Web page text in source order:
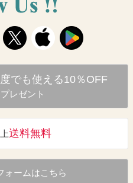
でも使える10％OFF
レゼント
送料無料
ォームはこちら